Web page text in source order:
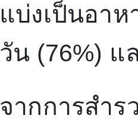
แบ่งเป็นอา
วัน (76%) แ
จากการสำ